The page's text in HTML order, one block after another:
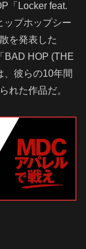
「Locker feat.
ップホップシー
を発表した
BAD HOP (THE
、彼らの10年間
れた作品だ。